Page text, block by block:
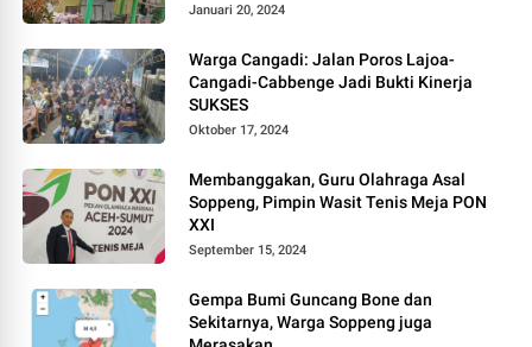
Januari 20, 2024
Warga Cangadi: Jalan Poros Lajoa-
Cangadi-Cabbenge Jadi Bukti Kinerja
SUKSES
Oktober 17, 2024
Membanggakan, Guru Olahraga Asal
Soppeng, Pimpin Wasit Tenis Meja PON
XXI
September 15, 2024
Gempa Bumi Guncang Bone dan
Sekitarnya, Warga Soppeng juga